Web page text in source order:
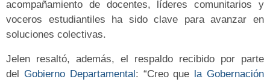
acompañamiento de docentes, líderes comunitarios y
voceros estudiantiles ha sido clave para avanzar en
soluciones colectivas.
Jelen resaltó, además, el respaldo recibido por parte
del Gobierno Departamental: “Creo que la Gobernación